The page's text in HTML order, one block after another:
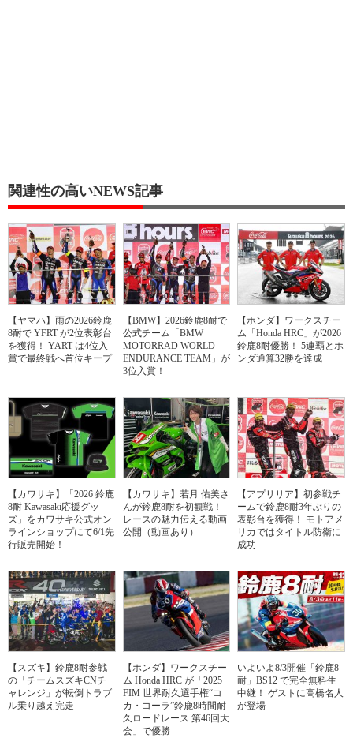
関連性の高いNEWS記事
【ヤマハ】雨の2026鈴鹿
8耐で YFRT が2位表彰台
を獲得！ YART は4位入
賞で最終戦へ首位キープ
【BMW】2026鈴鹿8耐で
公式チーム「BMW
MOTORRAD WORLD
ENDURANCE TEAM」が
3位入賞！
【ホンダ】ワークスチー
ム「Honda HRC」が2026
鈴鹿8耐優勝！ 5連覇とホ
ンダ通算32勝を達成
【カワサキ】「2026 鈴鹿
8耐 Kawasaki応援グッ
ズ」をカワサキ公式オン
ラインショップにて6/1先
行販売開始！
【カワサキ】若月 佑美さ
んが鈴鹿8耐を初観戦！
レースの魅力伝える動画
公開（動画あり）
【アプリリア】初参戦チ
ームで鈴鹿8耐3年ぶりの
表彰台を獲得！ モトアメ
リカではタイトル防衛に
成功
【スズキ】鈴鹿8耐参戦
の「チームスズキCNチ
ャレンジ」が転倒トラブ
ル乗り越え完走
【ホンダ】ワークスチー
ム Honda HRC が「2025
FIM 世界耐久選手権“コ
カ・コーラ”鈴鹿8時間耐
久ロードレース 第46回大
会」で優勝
いよいよ8/3開催「鈴鹿8
耐」BS12 で完全無料生
中継！ ゲストに高橋名人
が登場